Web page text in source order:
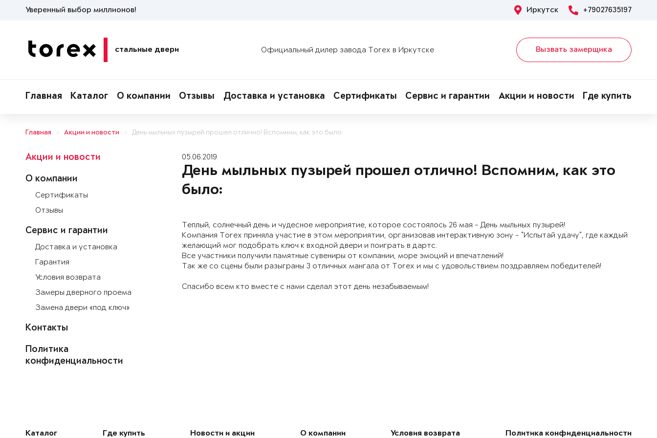
Уверенный выбор миллионов! Иркутск +79027635197
стальные двери Официальный дилер завода Torex в Иркутске Вызвать замерщика
Главная Каталог О компании Отзывы Доставка и установка Сертификаты Сервис и гарантии Акции и новости Где купить
Главная Акции и новости День мыльных пузырей прошел отлично! Вспомним, как это было:
Акции и новости
О компании
Сертификаты
Отзывы
Сервис и гарантии
Доставка и установка
Гарантия
Условия возврата
Замеры дверного проема
Замена двери «под ключ»
Контакты
Политика
конфиденциальности
05.06.2019
День мыльных пузырей прошел отлично! Вспомним, как это
было:
Теплый, солнечный день и чудесное мероприятие, которое состоялось 26 мая - День мыльных пузырей!
Компания Torex приняла участие в этом мероприятии, организовав интерактивную зону - "Испытай удачу", где каждый
желающий мог подобрать ключ к входной двери и поиграть в дартс.
Все участники получили памятные сувениры от компании, море эмоций и впечатлений!
Так же со сцены были разыграны 3 отличных мангала от Torex и мы с удовольствием поздравляем победителей!
Спасибо всем кто вместе с нами сделал этот день незабываемым!
Каталог Где купить Новости и акции О компании Условия возврата Политика конфиденциальности